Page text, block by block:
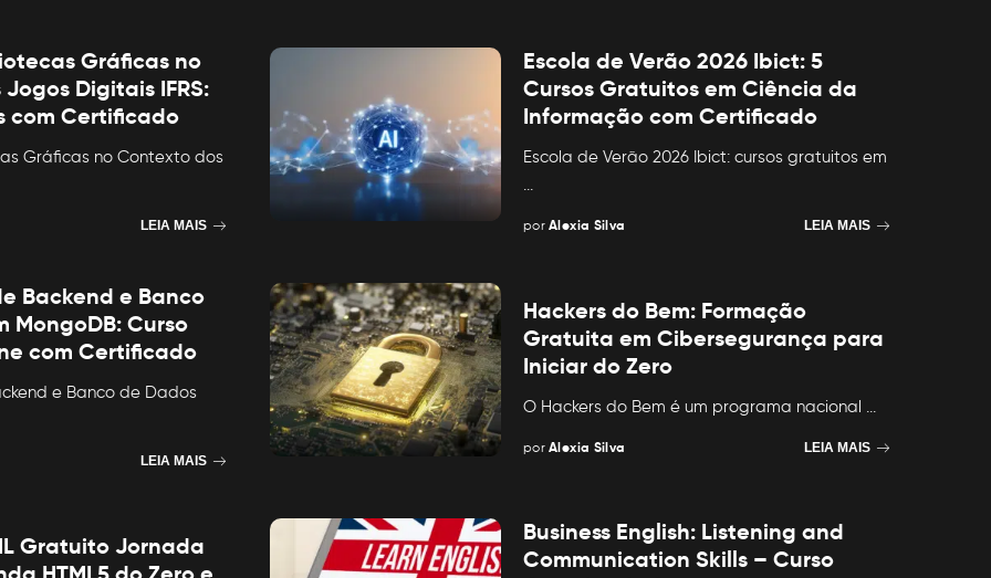
Gráficas no
Digitais IFRS:
com Certificado
Gráficas no Contexto dos
LEIA MAIS
Escola de Verão 2026 Ibict: 5
Cursos Gratuitos em Ciência da
Informação com Certificado
Escola de Verão 2026 Ibict: cursos gratuitos em
...
Posted
por Alexia Silva LEIA MAIS
Backend e Banco
MongoDB: Curso
com Certificado
e Banco de Dados
LEIA MAIS
Hackers do Bem: Formação
Gratuita em Cibersegurança para
Iniciar do Zero
O Hackers do Bem é um programa nacional
Posted
por Alexia Silva LEIA MAIS
Gratuito Jornada
Business English: Listening and
Communication Skills – Curso